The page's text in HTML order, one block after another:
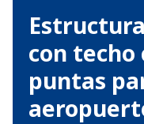
con techo
puntas